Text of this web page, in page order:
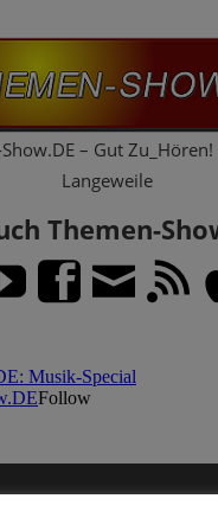
– Gut
Langeweile
Themen-